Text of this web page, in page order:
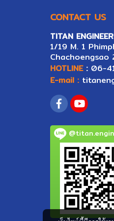
CONTACT US
TITAN
1/19 M. 1
Chachoengsao
HOTLINE: 06-
E-mail :